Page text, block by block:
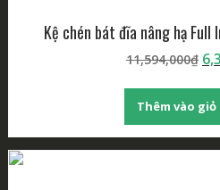
Kệ chén bát đĩa nâng hạ
11,594,000₫
Thêm vào giỏ